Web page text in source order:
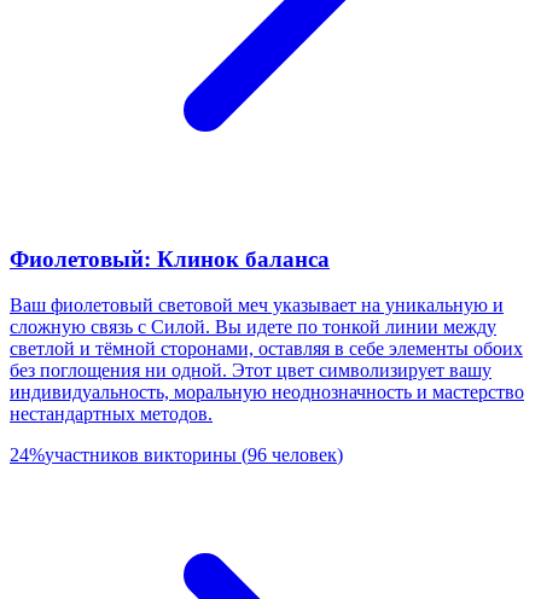
Фиолетовый: Клинок баланса
Ваш фиолетовый световой меч указывает на уникальную и
сложную связь с Силой. Вы идете по тонкой линии между
светлой и тёмной сторонами, оставляя в себе элементы обоих
без поглощения ни одной. Этот цвет символизирует вашу
индивидуальность, моральную неоднозначность и мастерство
нестандартных методов.
24%участников викторины (96 человек)